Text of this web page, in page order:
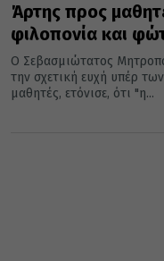
Άρτης προς
φιλοπονία και
Ο Σεβασμιώτατος
την σχετική ευχή υπέρ
μαθητές, ετόνισε, ότι "η...